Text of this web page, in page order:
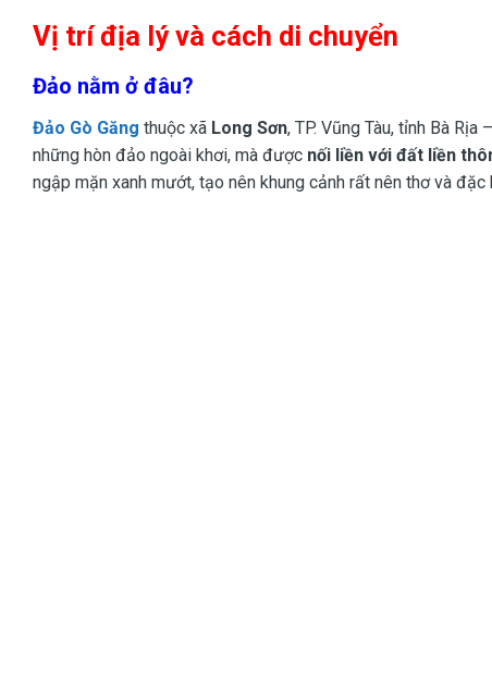
Vị trí địa lý và cách di chuyển
Đảo nằm ở đâu?
Đảo Gò Găng thuộc xã Long Sơn, TP. Vũng Tàu, tỉnh Bà
những hòn đảo ngoài khơi, mà được nối liền với đất liền
ngập mặn xanh mướt, tạo nên khung cảnh rất nên thơ và đặc